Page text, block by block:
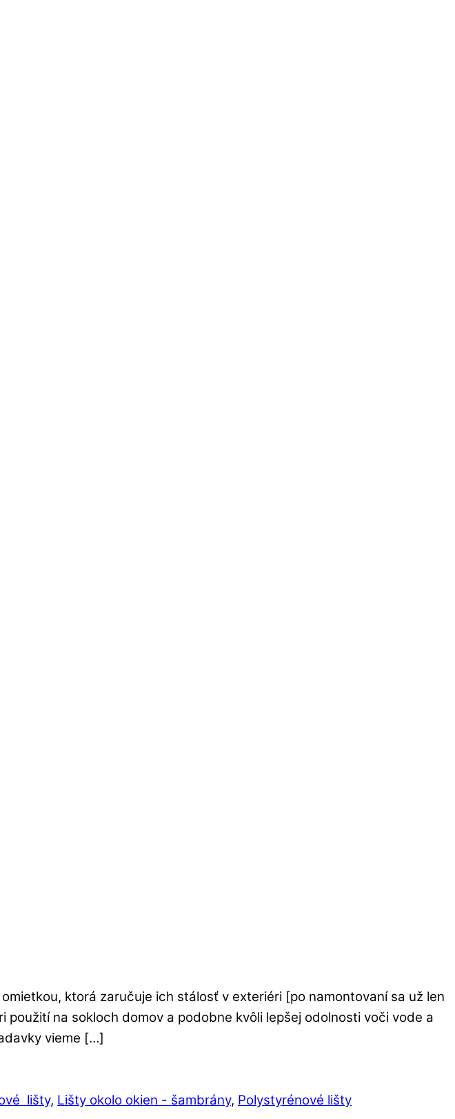
ktorá zaručuje ich stálosť v exteriéri [po namontovaní sa už len
na sokloch domov a podobne kvôli lepšej odolnosti voči vode a
vieme […]
lišty, Lišty okolo okien - šambrány, Polystyrénové lišty